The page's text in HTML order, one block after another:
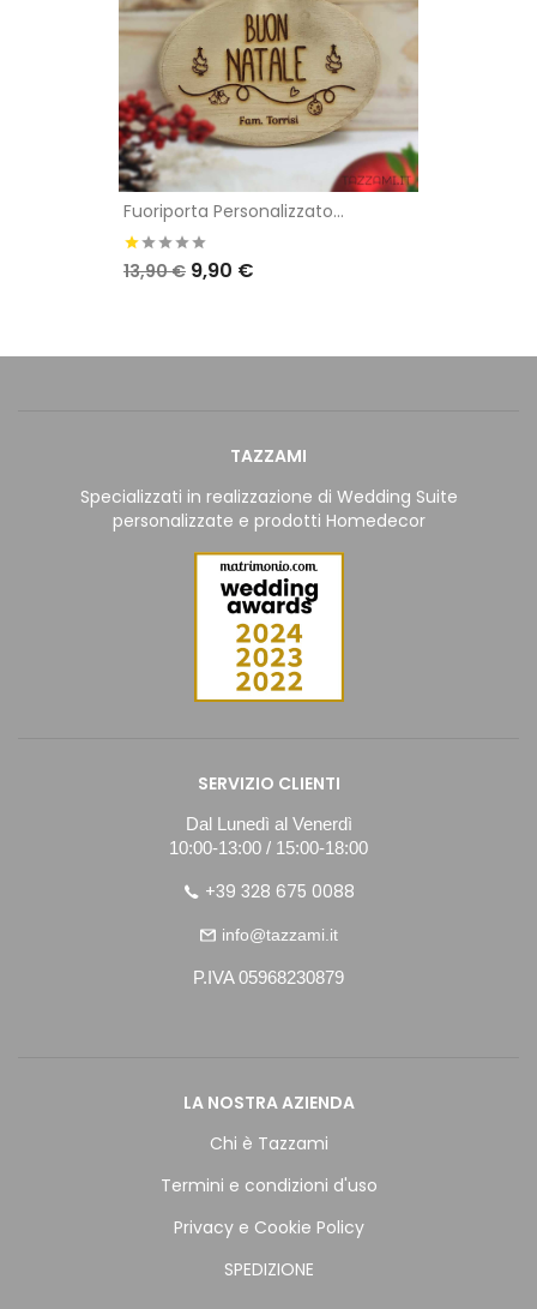
Fuoriporta Personalizzato...
13,90 € 9,90 €
TAZZAMI
Specializzati in realizzazione di Wedding Suite
personalizzate e prodotti Homedecor
SERVIZIO CLIENTI
Dal Lunedì al Venerdì
10:00-13:00 / 15:00-18:00
+39 328 675 0088
info@tazzami.it
P.IVA 05968230879
LA NOSTRA AZIENDA
Chi è Tazzami
Termini e condizioni d'uso
Privacy e Cookie Policy
SPEDIZIONE